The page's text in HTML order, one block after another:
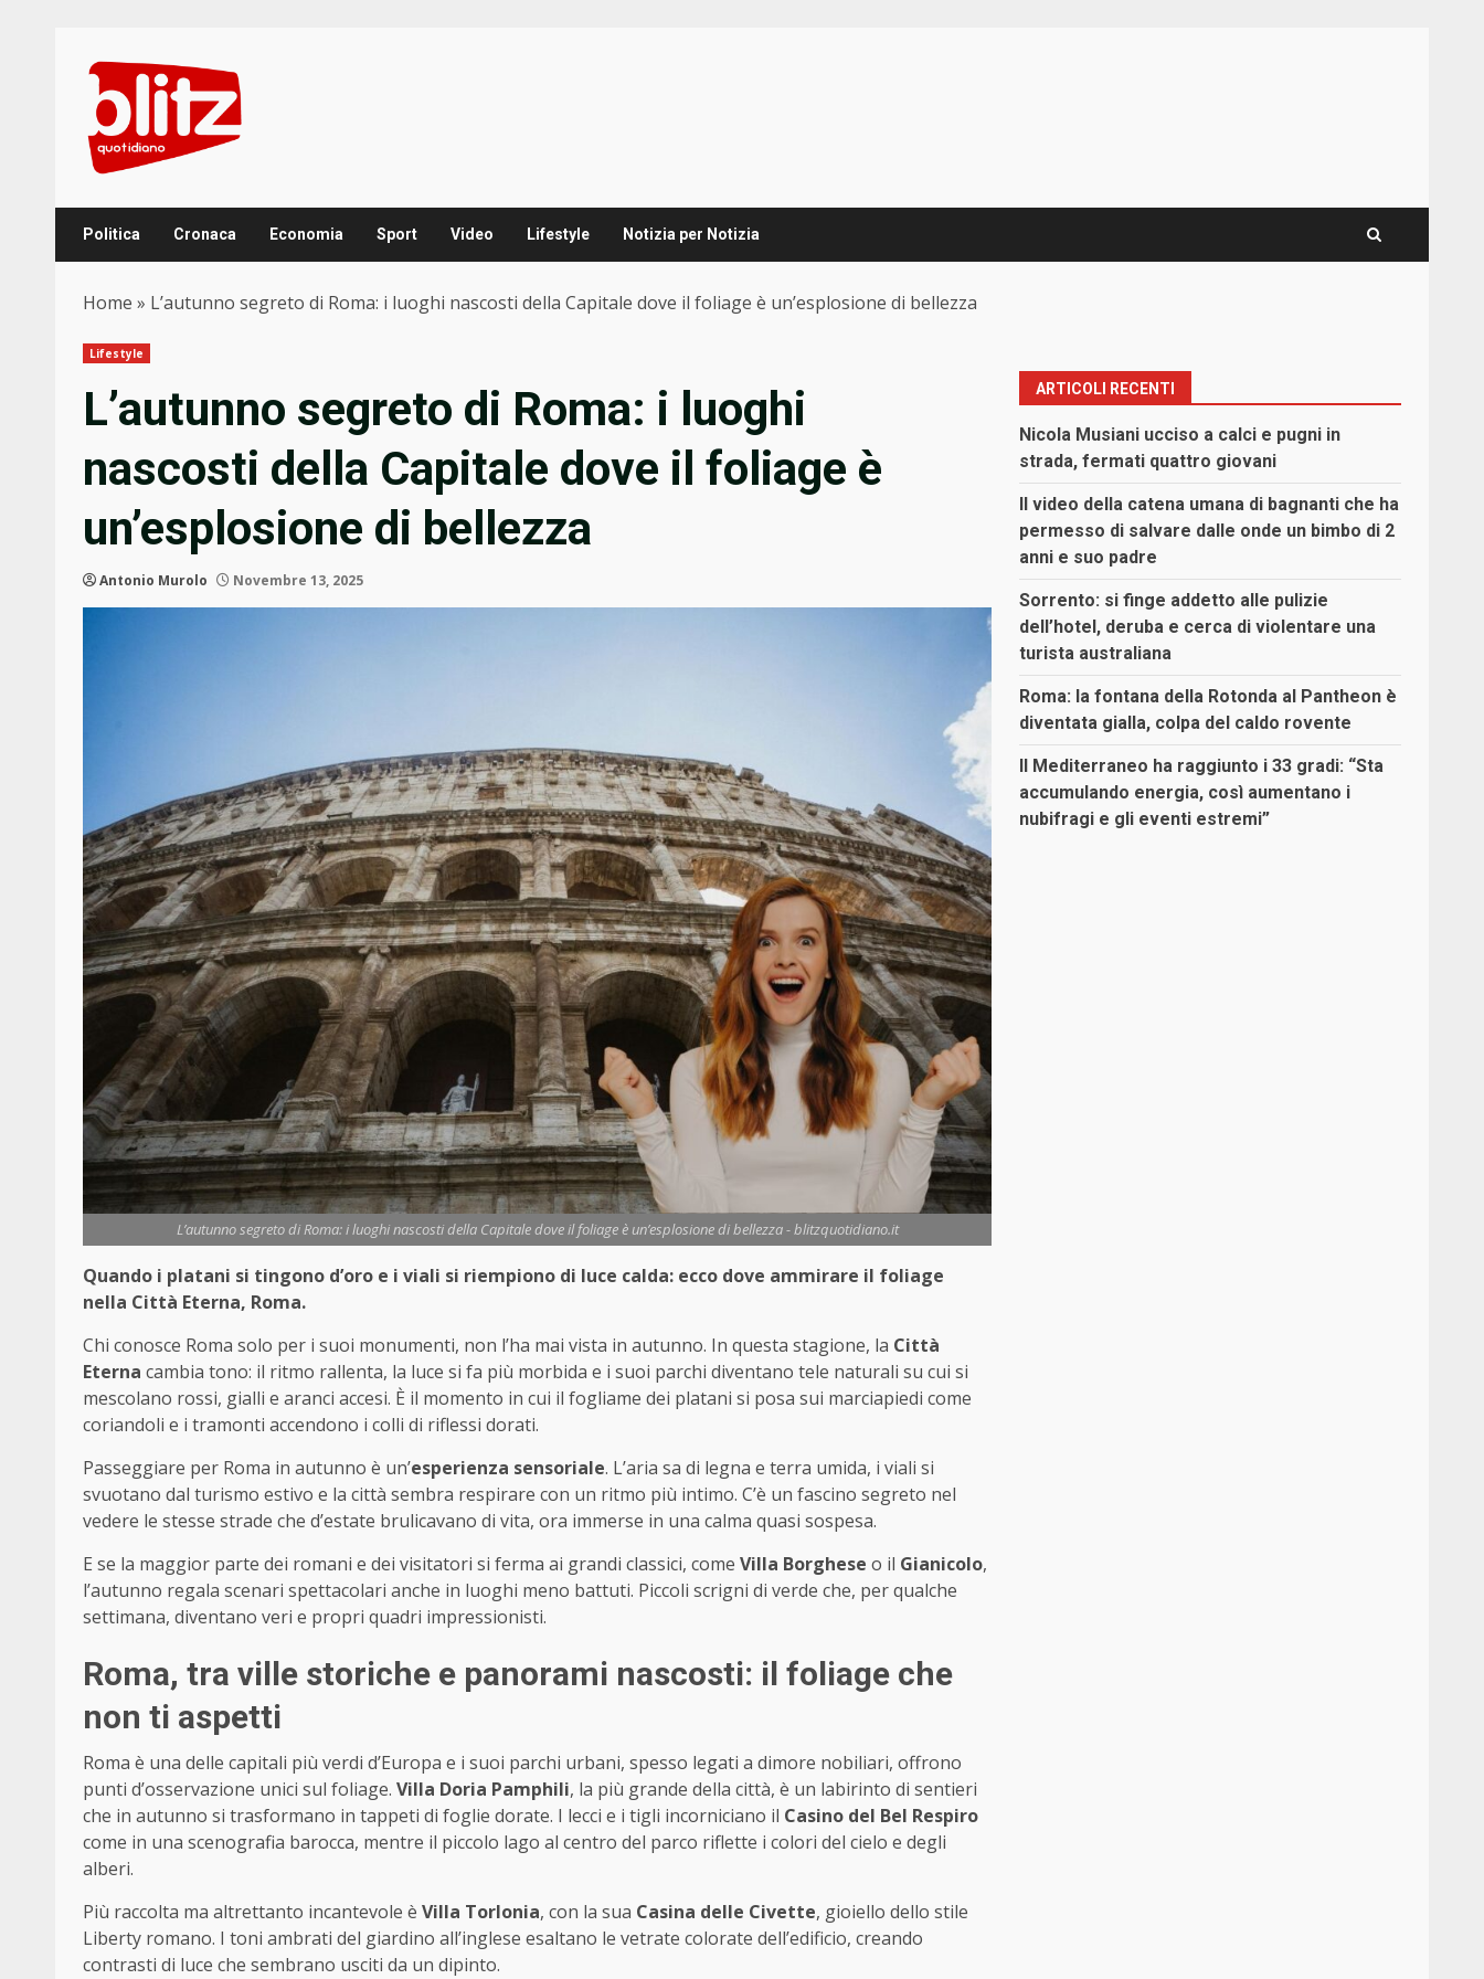
content
Politica Cronaca Economia Sport Video Lifestyle Notizia per Notizia
Home » L’autunno segreto di Roma: i luoghi nascosti della Capitale dove il foliage è un’esplosione di bellezza
Lifestyle
L’autunno segreto di Roma: i luoghi
nascosti della Capitale dove il foliage è
un’esplosione di bellezza
Antonio Murolo Novembre 13, 2025
L’autunno segreto di Roma: i luoghi nascosti della Capitale dove il foliage è un’esplosione di bellezza - blitzquotidiano.it
Quando i platani si tingono d’oro e i viali si riempiono di luce calda: ecco dove ammirare il foliage
nella Città Eterna, Roma.
Chi conosce Roma solo per i suoi monumenti, non l’ha mai vista in autunno. In questa stagione, la Città
Eterna cambia tono: il ritmo rallenta, la luce si fa più morbida e i suoi parchi diventano tele naturali su cui si
mescolano rossi, gialli e aranci accesi. È il momento in cui il fogliame dei platani si posa sui marciapiedi come
coriandoli e i tramonti accendono i colli di riflessi dorati.
Passeggiare per Roma in autunno è un’esperienza sensoriale. L’aria sa di legna e terra umida, i viali si
svuotano dal turismo estivo e la città sembra respirare con un ritmo più intimo. C’è un fascino segreto nel
vedere le stesse strade che d’estate brulicavano di vita, ora immerse in una calma quasi sospesa.
E se la maggior parte dei romani e dei visitatori si ferma ai grandi classici, come Villa Borghese o il Gianicolo,
l’autunno regala scenari spettacolari anche in luoghi meno battuti. Piccoli scrigni di verde che, per qualche
settimana, diventano veri e propri quadri impressionisti.
Roma, tra ville storiche e panorami nascosti: il foliage che
non ti aspetti
Roma è una delle capitali più verdi d’Europa e i suoi parchi urbani, spesso legati a dimore nobiliari, offrono
punti d’osservazione unici sul foliage. Villa Doria Pamphili, la più grande della città, è un labirinto di sentieri
che in autunno si trasformano in tappeti di foglie dorate. I lecci e i tigli incorniciano il Casino del Bel Respiro
come in una scenografia barocca, mentre il piccolo lago al centro del parco riflette i colori del cielo e degli
alberi.
Più raccolta ma altrettanto incantevole è Villa Torlonia, con la sua Casina delle Civette, gioiello dello stile
Liberty romano. I toni ambrati del giardino all’inglese esaltano le vetrate colorate dell’edificio, creando
contrasti di luce che sembrano usciti da un dipinto.
ARTICOLI RECENTI
Nicola Musiani ucciso a calci e pugni in
strada, fermati quattro giovani
Il video della catena umana di bagnanti che ha
permesso di salvare dalle onde un bimbo di 2
anni e suo padre
Sorrento: si finge addetto alle pulizie
dell’hotel, deruba e cerca di violentare una
turista australiana
Roma: la fontana della Rotonda al Pantheon è
diventata gialla, colpa del caldo rovente
Il Mediterraneo ha raggiunto i 33 gradi: “Sta
accumulando energia, così aumentano i
nubifragi e gli eventi estremi”